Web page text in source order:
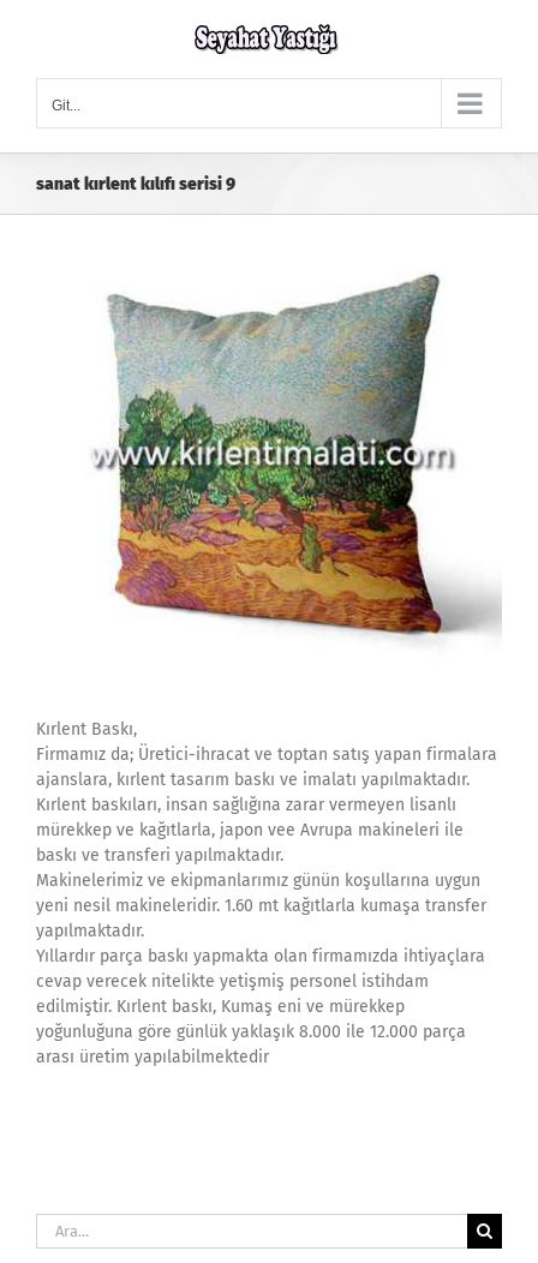
Git...
sanat kırlent kılıfı serisi 9
Kırlent Baskı,
Firmamız da; Üretici-ihracat ve toptan satış yapan firmalara
ajanslara, kırlent tasarım baskı ve imalatı yapılmaktadır.
Kırlent baskıları, insan sağlığına zarar vermeyen lisanlı
mürekkep ve kağıtlarla, japon vee Avrupa makineleri ile
baskı ve transferi yapılmaktadır.
Makinelerimiz ve ekipmanlarımız günün koşullarına uygun
yeni nesil makineleridir. 1.60 mt kağıtlarla kumaşa transfer
yapılmaktadır.
Yıllardır parça baskı yapmakta olan firmamızda ihtiyaçlara
cevap verecek nitelikte yetişmiş personel istihdam
edilmiştir. Kırlent baskı, Kumaş eni ve mürekkep
yoğunluğuna göre günlük yaklaşık 8.000 ile 12.000 parça
arası üretim yapılabilmektedir
Ara: